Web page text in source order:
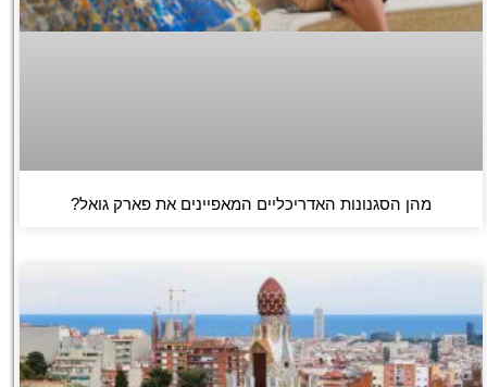
מהן הסגנונות האדריכליים המאפיינים את פארק גואל?